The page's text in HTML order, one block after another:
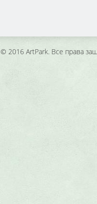
© 2016 ArtPark. Все права